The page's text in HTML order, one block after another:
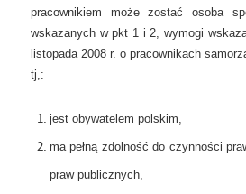
pracownikiem może zostać osoba
wskazanych w pkt 1 i 2, wymogi
listopada 2008 r. o pracownikach
tj,:
jest obywatelem polskim,
ma pełną zdolność do czynności
praw publicznych,